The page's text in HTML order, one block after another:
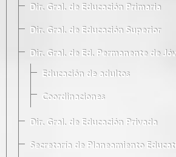
Dir. Gral. de Educación Primaria
Dir. Gral. de Educación Superior
Dir. Gral. de Ed. Permanente de
Educación de adultos
Coordinaciones
Dir. Gral. de Educación Privada
Secretaría de Planeamiento